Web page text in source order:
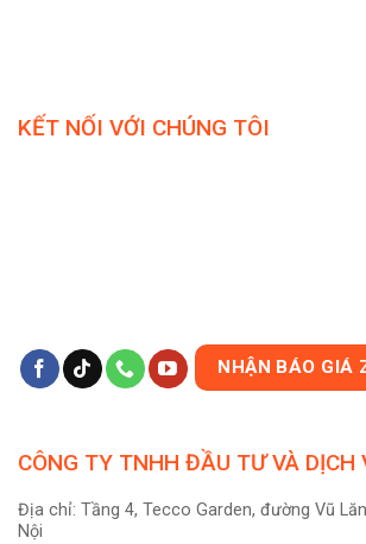
KẾT NỐI VỚI CHÚNG TÔI
NHẬN BÁO GIÁ
CÔNG TY TNHH ĐẦU TƯ VÀ DỊCH
Địa chỉ: Tầng 4, Tecco Garden, đường Vũ
Nội